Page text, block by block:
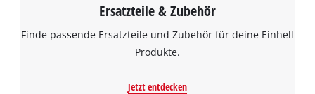
Ersatzteile & Zubehör
Finde passende Ersatzteile und Zubehör für deine Einhell
Produkte.
Jetzt entdecken